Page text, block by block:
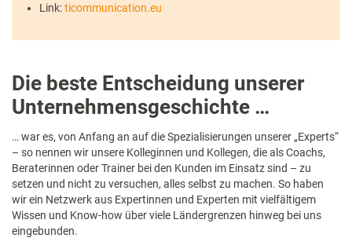
Link:ticommunication.eu
Die beste Entscheidung unserer
Unternehmensgeschichte …
… war es, von Anfang an auf die Spezialisierungen unserer „Experts“
– so nennen wir unsere Kolleginnen und Kollegen, die als Coachs,
Beraterinnen oder Trainer bei den Kunden im Einsatz sind – zu
setzen und nicht zu versuchen, alles selbst zu machen. So haben
wir ein Netzwerk aus Expertinnen und Experten mit vielfältigem
Wissen und Know-how über viele Ländergrenzen hinweg bei uns
eingebunden.